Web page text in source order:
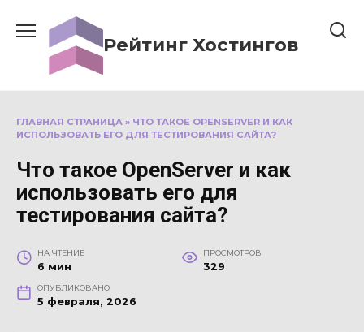
содержанию
Рейтинг Хостингов
ГЛАВНАЯ СТРАНИЦА » ЧТО ТАКОЕ OPENSERVER И КАК
ИСПОЛЬЗОВАТЬ ЕГО ДЛЯ ТЕСТИРОВАНИЯ САЙТА?
Что такое OpenServer и как
использовать его для
тестирования сайта?
НА ЧТЕНИЕ
6 мин
ПРОСМОТРОВ
329
ОПУБЛИКОВАНО
5 февраля, 2026